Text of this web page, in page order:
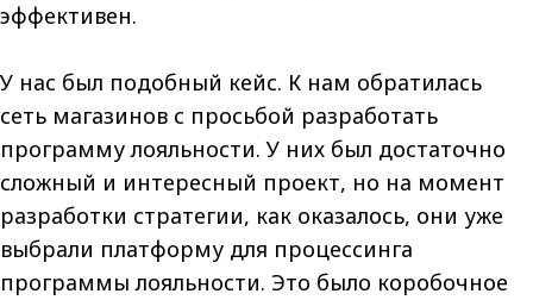
эффективен.
У нас был подобный кейс. К нам обратилась
сеть магазинов с просьбой разработать
программу лояльности. У них был достаточно
сложный и интересный проект, но на момент
разработки стратегии, как оказалось, они уже
выбрали платформу для процессинга
программы лояльности. Это было коробочное